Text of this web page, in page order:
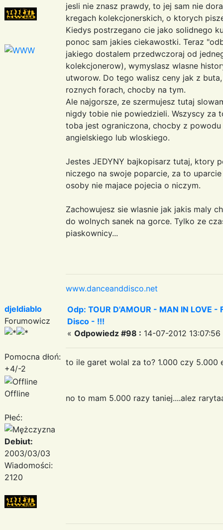
jesli nie znasz prawdy, to jej sam nie
kregach kolekcjonerskich, o ktorych
Kiedys postrzegano cie jako solidnego
ponoc sam jakies ciekawostki. Teraz
jakiego dostalem przedwczoraj od
kolekcjonerow), wymyslasz wlasne
utworow. Do tego walisz ceny jak z
roznych forach, chocby na tym.
Ale najgorsze, ze szermujesz tutaj
nigdy tobie nie powiedzieli. Wszyscy za
toba jest ograniczona, chocby z
angielskiego lub wloskiego.
Jestes JEDYNY bajkopisarz tutaj, ktory
niczego na swoje poparcie, za to
osoby nie majace pojecia o niczym.
Zachowujesz sie wlasnie jak jakis maly
do wolnych sanek na gorce. Tylko ze
piaskownicy...
www.danceanddisco.net
djeldiablo
Forumowicz
Pomocna dłoń:
+4/-2
Offline
Płeć:
Debiut:
2003/03/03
Wiadomości:
2120
Odp: TOUR D'AMOUR - MAN IN LOVE
Disco - !!!
« Odpowiedz #98 : 14-07-2012 13:07:56
to ile garet wolal za to? 1.000 czy 5.000
no to mam 5.000 razy taniej....alez